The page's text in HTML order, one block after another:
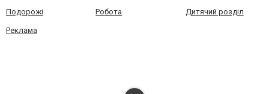
Подорожі Робота Дитячий розділ
Реклама